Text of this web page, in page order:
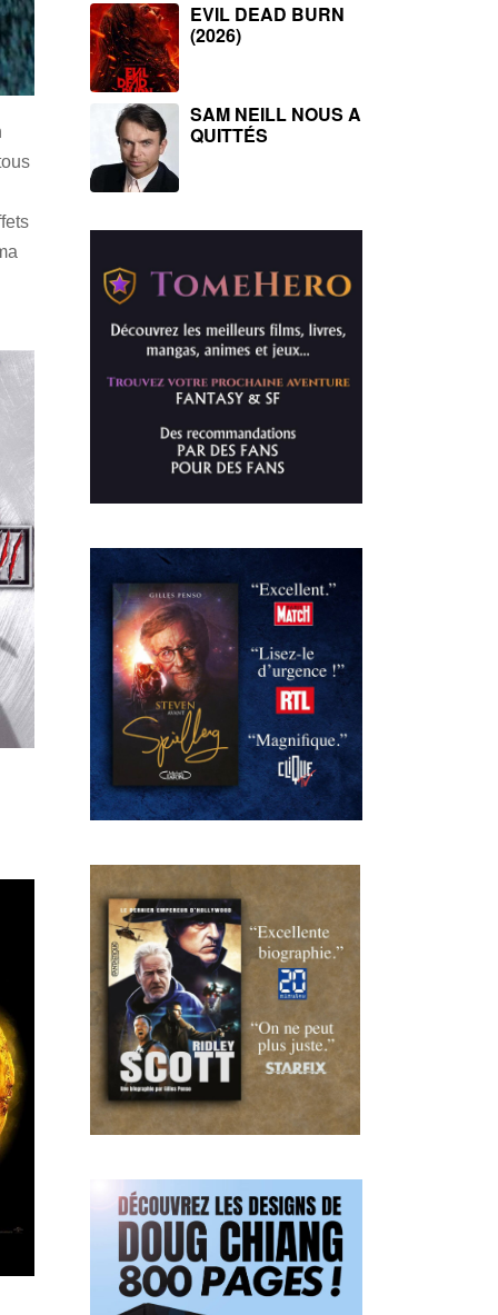
EVIL DEAD BURN
(2026)
SAM NEILL NOUS A
QUITTÉS